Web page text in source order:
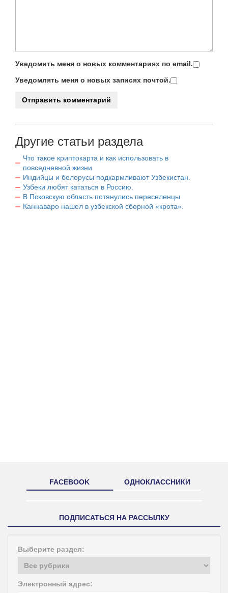
Уведомить меня о новых комментариях по email.
Уведомлять меня о новых записях почтой.
Другие статьи раздела
Что такое криптокарта и как использовать в
повседневной жизни
Индийцы и белорусы подкармливают Узбекистан.
Узбеки любят кататься в Россию.
В Псковскую область потянулись переселенцы
Каннаваро нашел в узбекской сборной «крота».
FACEBOOK ОДНОКЛАССНИКИ
ПОДПИСАТЬСЯ НА РАССЫЛКУ
Выберите раздел:
Электронный адрес: